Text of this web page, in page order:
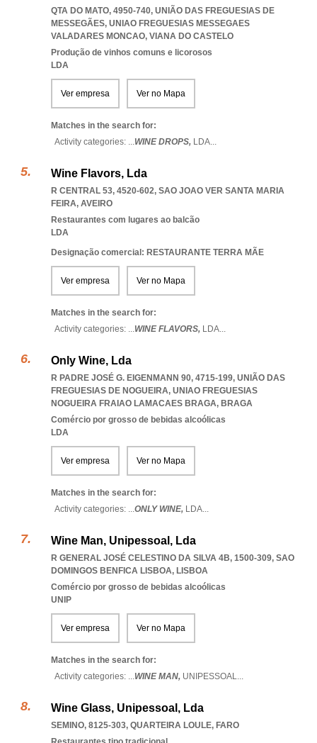
QTA DO MATO, 4950-740, UNIÃO DAS FREGUESIAS DE
MESSEGÃES, UNIAO FREGUESIAS MESSEGAES
VALADARES MONCAO, VIANA DO CASTELO
Produção de vinhos comuns e licorosos
LDA
Ver empresa Ver no Mapa
Matches in the search for:
Activity categories: ...WINE DROPS, LDA...
Wine Flavors, Lda
R CENTRAL 53, 4520-602, SAO JOAO VER SANTA MARIA
FEIRA, AVEIRO
Restaurantes com lugares ao balcão
LDA
Designação comercial: RESTAURANTE TERRA MÃE
Ver empresa Ver no Mapa
Matches in the search for:
Activity categories: ...WINE FLAVORS, LDA...
Only Wine, Lda
R PADRE JOSÉ G. EIGENMANN 90, 4715-199, UNIÃO DAS
FREGUESIAS DE NOGUEIRA, UNIAO FREGUESIAS
NOGUEIRA FRAIAO LAMACAES BRAGA, BRAGA
Comércio por grosso de bebidas alcoólicas
LDA
Ver empresa Ver no Mapa
Matches in the search for:
Activity categories: ...ONLY WINE, LDA...
Wine Man, Unipessoal, Lda
R GENERAL JOSÉ CELESTINO DA SILVA 4B, 1500-309, SAO
DOMINGOS BENFICA LISBOA, LISBOA
Comércio por grosso de bebidas alcoólicas
UNIP
Ver empresa Ver no Mapa
Matches in the search for:
Activity categories: ...WINE MAN, UNIPESSOAL...
Wine Glass, Unipessoal, Lda
SEMINO, 8125-303, QUARTEIRA LOULE, FARO